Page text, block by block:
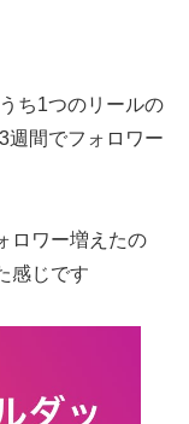
ち1つのリールの
週間でフォロワー
ロワー増えたの
感じです